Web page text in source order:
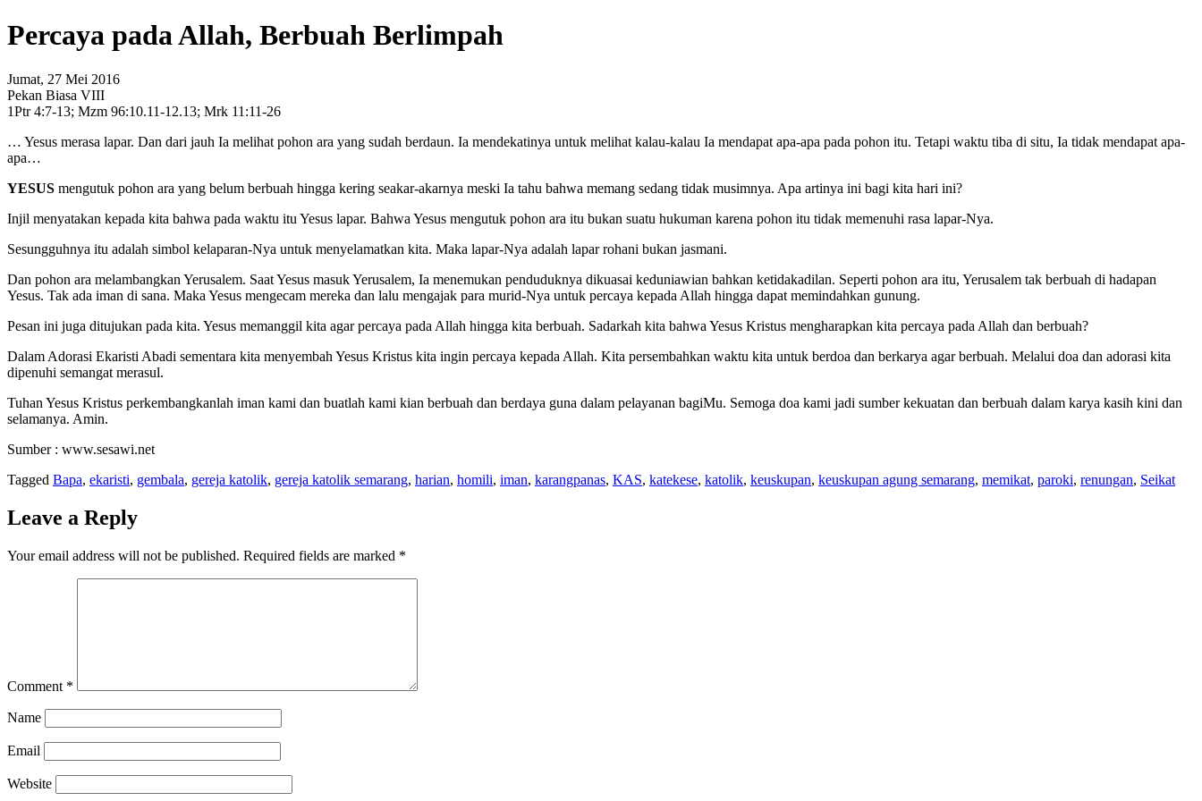
Percaya pada Allah, Berbuah Berlimpah
Jumat, 27 Mei 2016
Pekan Biasa VIII
1Ptr 4:7-13; Mzm 96:10.11-12.13; Mrk 11:11-26
… Yesus merasa lapar. Dan dari jauh Ia melihat pohon ara yang sudah berdaun. Ia mendekatinya untuk melihat kalau-kalau Ia mendapat apa-apa pada pohon itu. Tetapi waktu tiba di situ, Ia tidak mendapat apa-
apa…
YESUS mengutuk pohon ara yang belum berbuah hingga kering seakar-akarnya meski Ia tahu bahwa memang sedang tidak musimnya. Apa artinya ini bagi kita hari ini?
Injil menyatakan kepada kita bahwa pada waktu itu Yesus lapar. Bahwa Yesus mengutuk pohon ara itu bukan suatu hukuman karena pohon itu tidak memenuhi rasa lapar-Nya.
Sesungguhnya itu adalah simbol kelaparan-Nya untuk menyelamatkan kita. Maka lapar-Nya adalah lapar rohani bukan jasmani.
Dan pohon ara melambangkan Yerusalem. Saat Yesus masuk Yerusalem, Ia menemukan penduduknya dikuasai keduniawian bahkan ketidakadilan. Seperti pohon ara itu, Yerusalem tak berbuah di hadapan
Yesus. Tak ada iman di sana. Maka Yesus mengecam mereka dan lalu mengajak para murid-Nya untuk percaya kepada Allah hingga dapat memindahkan gunung.
Pesan ini juga ditujukan pada kita. Yesus memanggil kita agar percaya pada Allah hingga kita berbuah. Sadarkah kita bahwa Yesus Kristus mengharapkan kita percaya pada Allah dan berbuah?
Dalam Adorasi Ekaristi Abadi sementara kita menyembah Yesus Kristus kita ingin percaya kepada Allah. Kita persembahkan waktu kita untuk berdoa dan berkarya agar berbuah. Melalui doa dan adorasi kita
dipenuhi semangat merasul.
Tuhan Yesus Kristus perkembangkanlah iman kami dan buatlah kami kian berbuah dan berdaya guna dalam pelayanan bagiMu. Semoga doa kami jadi sumber kekuatan dan berbuah dalam karya kasih kini dan
selamanya. Amin.
Sumber : www.sesawi.net
Tagged Bapa, ekaristi, gembala, gereja katolik, gereja katolik semarang, harian, homili, iman, karangpanas, KAS, katekese, katolik, keuskupan, keuskupan agung semarang, memikat, paroki, renungan, Seikat
Leave a Reply
Your email address will not be published. Required fields are marked *
Comment *
Name
Email
Website